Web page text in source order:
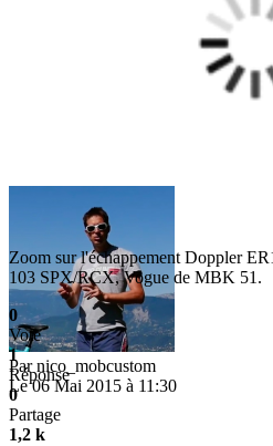
Parnico_mobcustom
Le 06 Mai 2015 à 11:30
Zoom sur l'échappement Doppler
103 SPX/RCX, Vogue de MBK 51.
0
Vote
1
Réponse
0
Partage
1,2 k